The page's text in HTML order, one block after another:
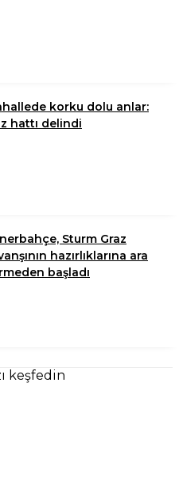
korku dolu anlar:
hattı delindi
Sturm Graz
hazırlıklarına ara
başladı
keşfedin